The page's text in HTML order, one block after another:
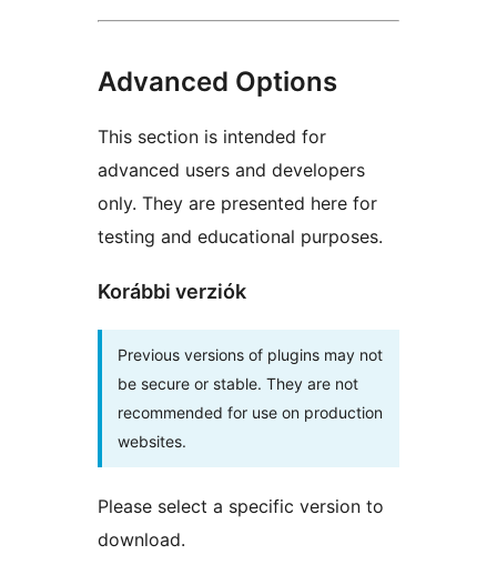
Advanced Options
This section is intended for
advanced users and developers
only. They are presented here for
testing and educational purposes.
Korábbi verziók
Previous versions of plugins may not
be secure or stable. They are not
recommended for use on production
websites.
Please select a specific version to
download.